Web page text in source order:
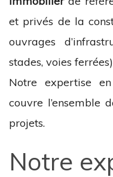
et privés de la
ouvrages
stades, voies
Notre expertise
couvre l’ensemble
projets.
Notre